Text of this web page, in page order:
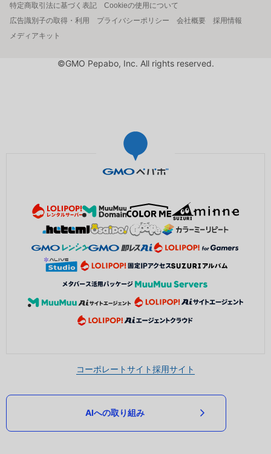
特定商取引法に基づく表記
Cookieの使用について
広告識別子の取得・利用
プライバシーポリシー 会社概要
採用情報
メディアキット
©GMO Pepabo, Inc. All rights reserved.
コーポレートサイト採用サイト
AIへの取り組み